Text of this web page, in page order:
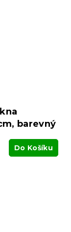
barevný
Do Košíku